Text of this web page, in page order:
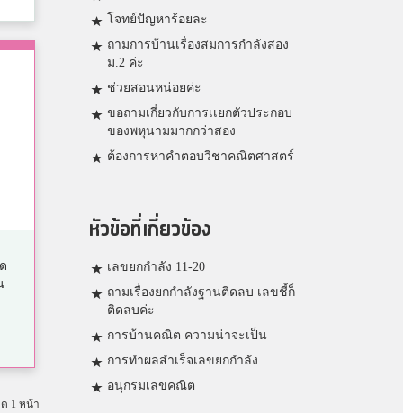
1 หน้า
โจทย์ปัญหาร้อยละ
ถามการบ้านเรื่องสมการกำลังสอง
ม.2 ค่ะ
ช่วยสอนหน่อยค่ะ
ขอถามเกี่ยวกับการเเยกตัวประกอบ
ของพหุนามมากกว่าสอง
ต้องการหาคำตอบวิชาคณิตศาสตร์
หัวข้อที่เกี่ยวข้อง
เลขยกกำลัง 11-20
ถามเรื่องยกกำลังฐานติดลบ เลขชี้ก็
ติดลบค่ะ
การบ้านคณิต ความน่าจะเป็น
การทำผลสำเร็จเลขยกกำลัง
อนุกรมเลขคณิต